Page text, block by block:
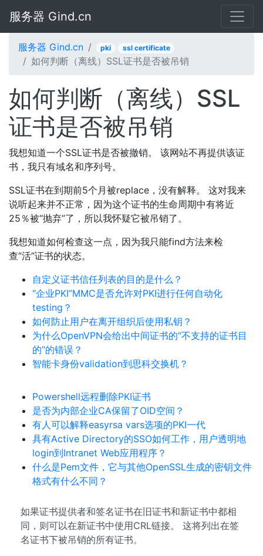
服务器 Gind.cn
服务器 Gind.cn pki ssl certificate
如何判断（离线）SSL证书是否被吊销
如何判断（离线）SSL
证书是否被吊销
我想知道一个SSL证书是否被撤销。 该网站不再提供该证
书，我只有域名和序列号。
SSL证书在到期前5个月被replace，没有解释。 这对我来
说听起来并不正常，因为这个证书的生命周期中有将近
25％被“抛弃”了，所以我怀疑它被吊销了。
我想知道如何检查这一点，因为我只能find方法来检
查“活”证书的状态。
自定义证书信任列表的目的是什么？
“企业PKI”MMC是否允许对PKI进行任何自动化
testing？
如何防止用户在离开组织后使用私钥？
为什么OpenVPN会给出中间证书的“不支持的证书目
的”的错误？
智能卡身份validation到思科交换机？
Powershell远程删除PKI证书
是否为内部企业CA保留了OID空间？
有人可以解释easyrsa vars选项的PKI一代
具有Active Directory的SSO如何工作，用户透明地
login到Intranet Web应用程序？
什么是Pem文件，它与其他OpenSSL生成的密钥文件
格式有什么不同？
如果证书提供者和签名证书在旧证书和新证书中都相
同，则可以在新证书中使用CRL链接。 这将列出在签
名证书下被吊销的所有证书。